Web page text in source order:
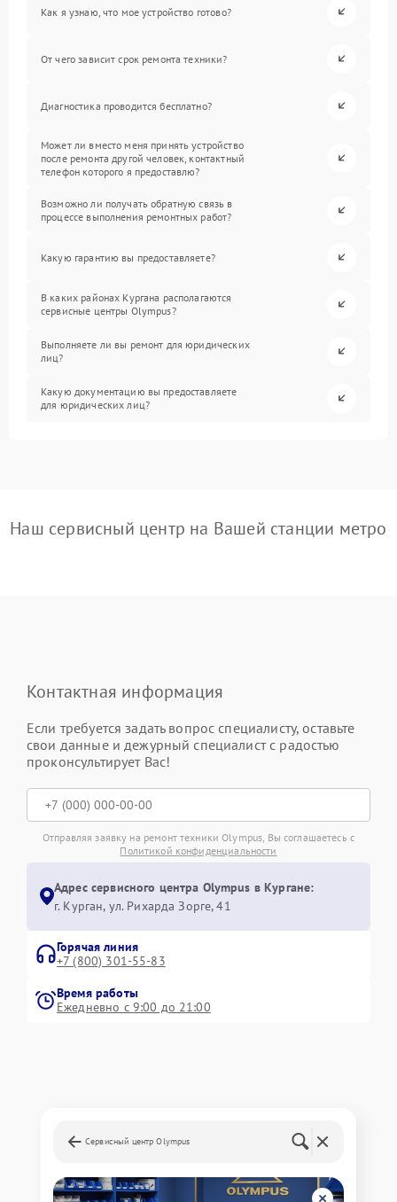
Как я узнаю, что мое устройство готово?
От чего зависит срок ремонта техники?
Диагностика проводится бесплатно?
Может ли вместо меня принять устройство
после ремонта другой человек, контактный
телефон которого я предоставлю?
Возможно ли получать обратную связь в
процессе выполнения ремонтных работ?
Какую гарантию вы предоставляете?
В каких районах Кургана располагаются
сервисные центры Olympus?
Выполняете ли вы ремонт для юридических
лиц?
Какую документацию вы предоставляете
для юридических лиц?
Наш сервисный центр на Вашей станции метро
Контактная информация
Если требуется задать вопрос специалисту, оставьте
свои данные и дежурный специалист с радостью
проконсультирует Вас!
Отправляя заявку на ремонт техники Olympus, Вы соглашаетесь с
Политикой конфиденциальности
Адрес сервисного центра Olympus в Кургане:
г. Курган, ул. Рихарда Зорге, 41
Горячая линия
+7 (800) 301-55-83
Время работы
Ежедневно с 9:00 до 21:00
Сервисный центр Olympus